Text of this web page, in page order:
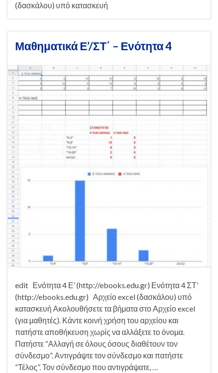
(δασκάλου) υπό κατασκευή
Μαθηματικά Ε’/ΣΤ΄ – Ενότητα 4
edit Ενότητα 4 Ε’ (http://ebooks.edu.gr) Ενότητα 4 ΣΤ’
(http://ebooks.edu.gr) Αρχείο excel (δασκάλου) υπό
κατασκευή Ακολουθήσετε τα βήματα στο Αρχείο excel
(για μαθητές). Κάντε κοινή χρήση του αρχείου και
πατήστε αποθήκευση χωρίς να αλλάξετε το όνομα.
Πατήστε “Αλλαγή σε όλους όσους διαθέτουν τον
σύνδεσμο”. Αντιγράψτε τον σύνδεσμο και πατήστε
“Τέλος”. Τον σύνδεσμο που αντιγράψατε, …